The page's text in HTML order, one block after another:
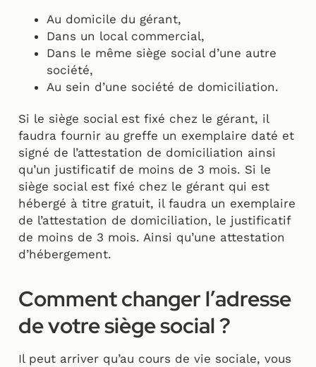
Au domicile du gérant,
Dans un local commercial,
Dans le même siège social d’une autre
société,
Au sein d’une société de domiciliation.
Si le siège social est fixé chez le gérant, il
faudra fournir au greffe un exemplaire daté et
signé de l’attestation de domiciliation ainsi
qu’un justificatif de moins de 3 mois. Si le
siège social est fixé chez le gérant qui est
hébergé à titre gratuit, il faudra un exemplaire
de l’attestation de domiciliation, le justificatif
de moins de 3 mois. Ainsi qu’une attestation
d’hébergement.
Comment changer l’adresse
de votre siège social ?
Il peut arriver qu’au cours de vie sociale, vous